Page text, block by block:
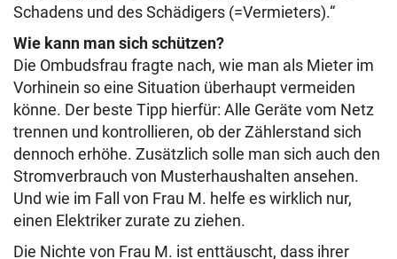
Schadens und des Schädigers (=Vermieters).“
Wie kann man sich schützen?
Die Ombudsfrau fragte nach, wie man als Mieter im
Vorhinein so eine Situation überhaupt vermeiden
könne. Der beste Tipp hierfür: Alle Geräte vom Netz
trennen und kontrollieren, ob der Zählerstand sich
dennoch erhöhe. Zusätzlich solle man sich auch den
Stromverbrauch von Musterhaushalten ansehen.
Und wie im Fall von Frau M. helfe es wirklich nur,
einen Elektriker zurate zu ziehen.
Die Nichte von Frau M. ist enttäuscht, dass ihrer